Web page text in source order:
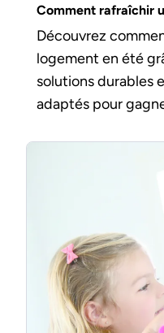
Comment rafraîchir
Découvrez
logement en été
solutions durables
adaptés pour